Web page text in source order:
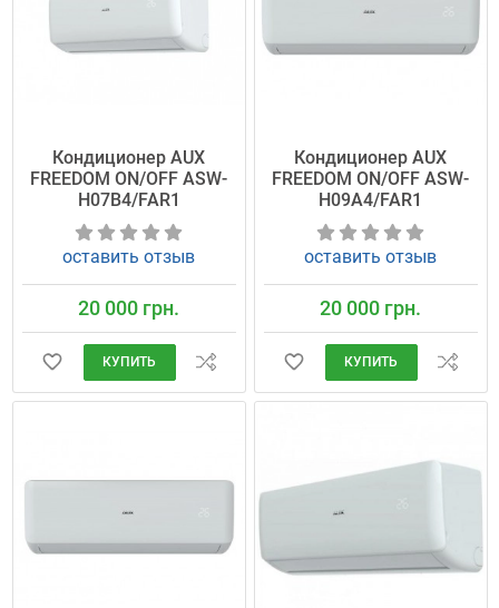
Кондиционер AUX
FREEDOM ON/OFF ASW-
H07B4/FAR1
оставить отзыв
20 000 грн.
КУПИТЬ
Кондиционер AUX
FREEDOM ON/OFF ASW-
H09A4/FAR1
оставить отзыв
20 000 грн.
КУПИТЬ